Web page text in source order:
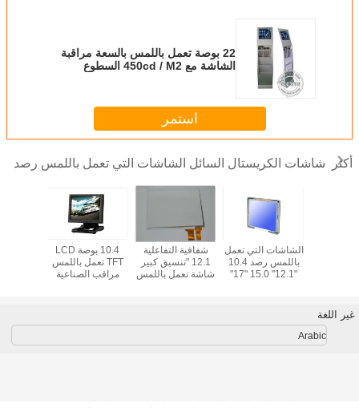
22 بوصة تعمل باللمس بالسعة مراقبة
الشاشة مع 450cd / M2 السطوع
استمر
أكثر شاشات الكريستال السائل الشاشات التي تعمل باللمس رصد
10.4 بوصة LCD
TFT تعمل باللمس
مراقب الصناعية
شفافية التفاعلية
12.1 "تنسيق كبير
شاشة تعمل باللمس
الشاشات التي تعمل
باللمس رصد 10.4
"12.1" 15.0 "17"
غير اللغة
Arabic